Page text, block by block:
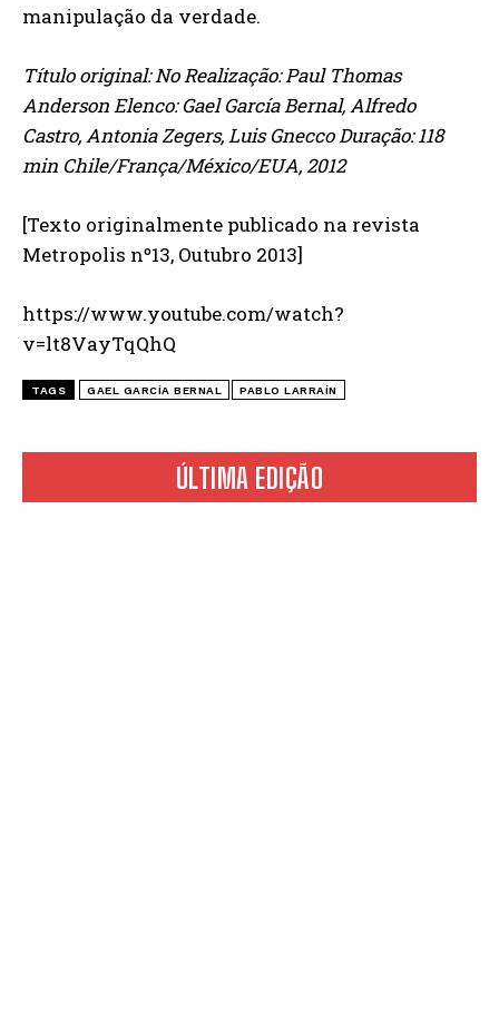
ÚLTIMA EDIÇÃO
manipulação da verdade.
Título original: No Realização: Paul Thomas
Anderson Elenco: Gael García Bernal, Alfredo
Castro, Antonia Zegers, Luis Gnecco Duração: 118
min Chile/França/México/EUA, 2012
[Texto originalmente publicado na revista
Metropolis nº13, Outubro 2013]
https://www.youtube.com/watch?
v=lt8VayTqQhQ
TAGS GAEL GARCÍA BERNAL PABLO LARRAÍN